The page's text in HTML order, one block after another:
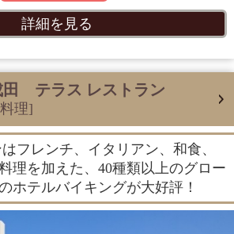
詳細を見る
田 テラス レストラン
理]
フレンチ、イタリアン、和食、
理を加えた、40種類以上のグロー
ホテルバイキングが大好評！